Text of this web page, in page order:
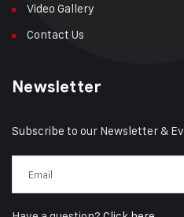
Video Gallery
Contact Us
Newsletter
Subscribe to our Newsletter &